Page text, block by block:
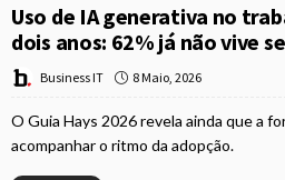
Uso de IA generativa no
dois anos: 62% já não vive
Business IT 8 Maio, 2026
O Guia Hays 2026 revela ainda que a
acompanhar o ritmo da adopção.